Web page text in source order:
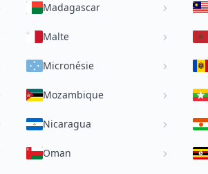
Madagascar
Malte
Micronésie
Mozambique
Nicaragua
Oman